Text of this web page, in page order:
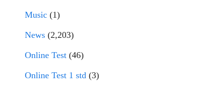
Music (1)
News (2,203)
Online Test (46)
Online Test 1 std (3)